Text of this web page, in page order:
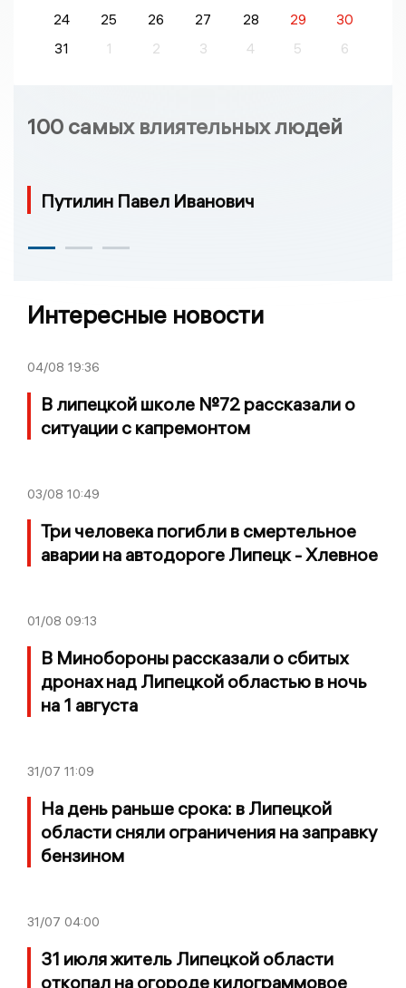
24
25 26 27 28 29
30
31
1 2 3 4 5 6
100 самых влиятельных людей
Путилин Павел Иванович
Интересные новости
04/08 19:36
В липецкой школе №72 рассказали о
ситуации с капремонтом
03/08 10:49
Три человека погибли в смертельное
аварии на автодороге Липецк - Хлевное
01/08 09:13
В Минобороны рассказали о сбитых
дронах над Липецкой областью в ночь
на 1 августа
31/07 11:09
На день раньше срока: в Липецкой
области сняли ограничения на заправку
бензином
31/07 04:00
31 июля житель Липецкой области
откопал на огороде килограммовое